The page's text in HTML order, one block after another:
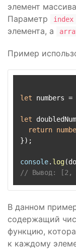
элемент
Параметр
index
элемента, а
Пример
let numbers
let
return
});
console. log
// Вывод: [2,
В данном
содержащий
функцию,
к каждому